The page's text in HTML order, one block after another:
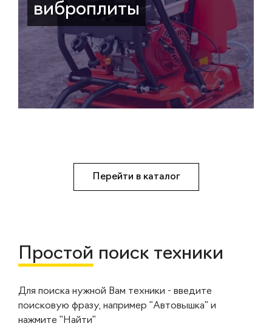
виброплиты
Перейти в каталог
Простой поиск техники
Для поиска нужной Вам техники - введите
поисковую фразу, например "Автовышка" и
нажмите "Найти"